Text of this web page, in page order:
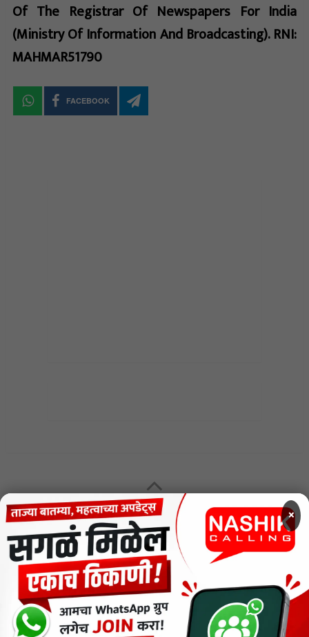
Of The Registrar Of Newspapers For India
(Ministry Of Information And Broadcasting). RNI:
MAHMAR51790
FACEBOOK
MENU
CODE OF ETHICS FOR DIGITAL NEWS WEBSITES
Contact Us
Privacy Policy
×